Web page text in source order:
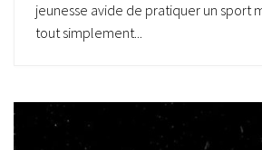
jeunesse avide de pratiquer un sport
tout simplement...